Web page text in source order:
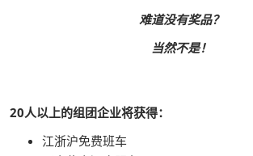
难道没有奖品？
当然不是！
20人以上的组团企业将获得：
江浙沪免费班车